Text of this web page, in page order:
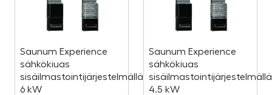
Saunum Experience
sähkökiuas
sisäilmastointijärjestelmällä
6 kW
Saunum Experience
sähkökiuas
sisäilmastointijärjestelmällä
4.5 kW